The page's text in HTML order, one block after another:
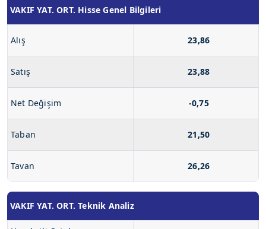
VAKIF YAT. ORT. Hisse Genel Bilgileri
Alış 23,86
Satış 23,88
Net Değişim -0,75
Taban 21,50
Tavan 26,26
VAKIF YAT. ORT. Teknik Analiz